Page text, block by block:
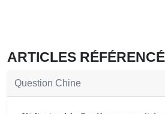
ARTICLES
Question Chine